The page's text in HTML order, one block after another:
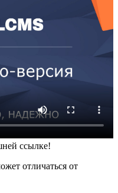
ссылке!
отличаться от